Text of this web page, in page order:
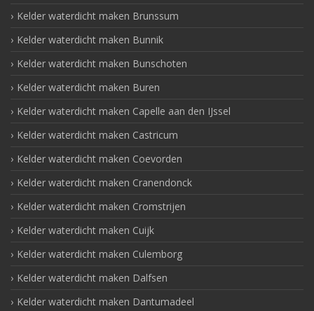
Kelder waterdicht maken Brunssum
Kelder waterdicht maken Bunnik
Kelder waterdicht maken Bunschoten
Kelder waterdicht maken Buren
Kelder waterdicht maken Capelle aan den IJssel
Kelder waterdicht maken Castricum
Kelder waterdicht maken Coevorden
Kelder waterdicht maken Cranendonck
Kelder waterdicht maken Cromstrijen
Kelder waterdicht maken Cuijk
Kelder waterdicht maken Culemborg
Kelder waterdicht maken Dalfsen
Kelder waterdicht maken Dantumadeel